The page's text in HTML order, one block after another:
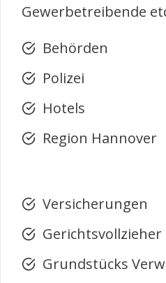
Gewerbetreibende
Behörden
Polizei
Hotels
Region Hannover
Versicherungen
Gerichtsvollzieher
Grundstücks